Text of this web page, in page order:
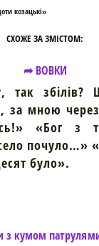
козацькі»
СХОЖЕ ЗА ЗМІСТОМ:
➦ ВОВКИ
так
за мною
«Бог з
почуло…»
було».
кумом